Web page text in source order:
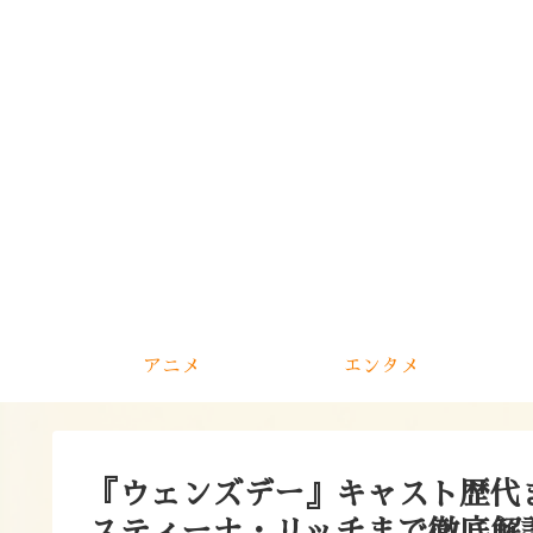
アニメ エンタメ
『ウェンズデー』キャスト歴